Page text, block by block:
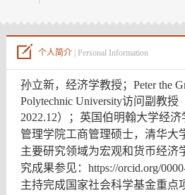
个人简介| Personal Information
孙立新， 经济学教授；Peter the
Polytechnic University访问副教授
2022.12）； 英国伯明翰大学经
管理学院工商管理硕士，清华大
主要研究领域为宏观和货币经济
究成果参见： https://orcid.org/
主持完成国家社会科学基金重点